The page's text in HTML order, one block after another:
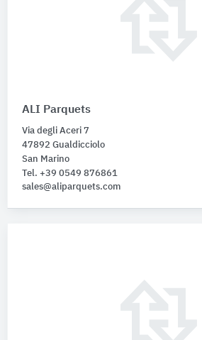
ALI Parquets
Via degli Aceri 7
47892 Gualdicciolo
San Marino
Tel. +39 0549 876861
sales@aliparquets.com